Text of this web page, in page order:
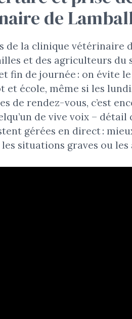
de
de la clinique vétérinaire
et des agriculteurs du
fin de journée : on évite
école, même si les
de rendez-vous, c’est
de vive voix – détail
gérées en direct :
situations graves ou les